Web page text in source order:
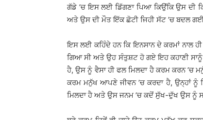
ਗੱਡੇ ’ਚ ਇਸ ਲਈ ਡਿੱਗਣਾ ਪਿਆ ਕਿਉਂਕਿ ਉਸ ਦੀ
ਅਤੇ ਉਸ ਦੀ ਮੌਤ ਇੱਕ ਛੋਟੀ ਜਿਹੀ ਸੱਟ ’ਚ ਬਦਲ
ਇਸ ਲਈ ਕਹਿੰਦੇ ਹਨ ਕਿ ਇਨਸਾਨ ਦੇ ਕਰਮਾਂ ਨਾਲ
ਗਿਆ ਸੀ ਅਤੇ ਉਹ ਸੰਤੁਸ਼ਟ ਹੋ ਗਏ ਇਹ ਕਹਾਣੀ
ਹੈ, ਉਸ ਨੂੰ ਵੈਸਾ ਹੀ ਫਲ ਮਿਲਦਾ ਹੈ ਕਰਮ ਕਰਨ ’ਚ
ਕਰਮ ਮਨੁੱਖ ਆਪਣੇ ਜੀਵਨ ’ਚ ਕਰਦਾ ਹੈ, ਉਨ੍ਹਾਂ ਨੂੰ
ਮਿਲਦਾ ਹੈ ਅਤੇ ਉਸ ਜਨਮ ’ਚ ਕਦੋਂ ਸੁੱਖ-ਦੁੱਖ ਉਸ ਨੂੰ